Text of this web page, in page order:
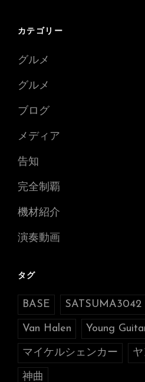
カテゴリー
グルメ
グルメ
ブログ
メディア
告知
完全制覇
機材紹介
演奏動画
タグ
BASE SATSUMA3042
Van Halen Young
マイケルシェンカー
神曲